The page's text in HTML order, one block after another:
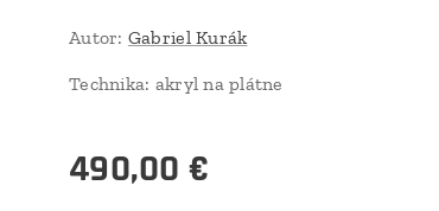
Autor: Gabriel Kurák
Technika: akryl na plátne
490,00 €